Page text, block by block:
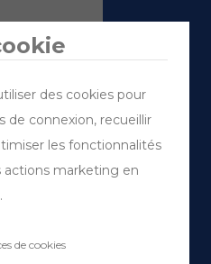
des cookies pour
de connexion, recueillir
les fonctionnalités
marketing en
de cookies